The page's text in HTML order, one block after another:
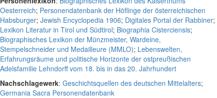
Oesterreich; Personendatenbank der Höflinge der österreichischen
Habsburger; Jewish Encyclopedia 1906; Digitales Portal der Rabbiner;
Lexikon Literatur in Tirol und Südtirol; Biographia Cisterciensis;
Biographisches Lexikon der Münzmeister, Wardeine,
Stempelschneider und Medailleure (MMLO); Lebenswelten,
Erfahrungsräume und politische Horizonte der ostpreußischen
Adelsfamilie Lehndorff vom 18. bis in das 20. Jahrhundert
Nachschlagewerk: Geschichtsquellen des deutschen Mittelalters;
Germania Sacra Personendatenbank